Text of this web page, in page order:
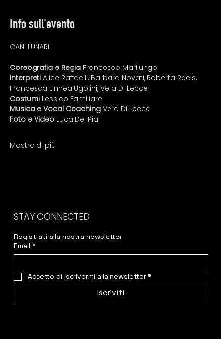
Info sull'evento
CANI LUNARI
Coreografia e Regia Francesco Marilungo
Interpreti Alice Raffaelli, Barbara Novati, Roberta Racis,
Francesca Linnea Ugolini, Vera Di Lecce
Costumi Lessico Familiare
Musica e Vocal Coaching Vera Di Lecce
Foto e Video Luca Del Pia
Mostra di più
STAY CONNECTED
Registrati alla nostra newsletter
Email *
Accetto di iscrivermi alla newsletter *
Iscriviti